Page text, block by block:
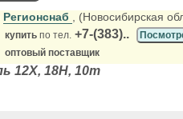
Регионснаб , (Новосибирская
купить по тел. +7-(383)..
оптовый поставщик
12Х, 18Н, 10т